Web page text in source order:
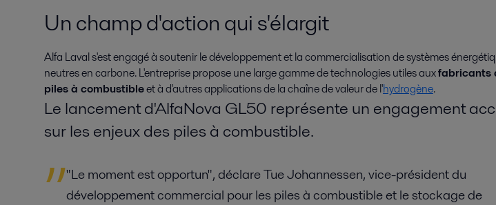
Un champ d'action qui s'élargit
Alfa Laval s'est engagé à soutenir le développement et la commercialisation de systèmes
neutres en carbone. L'entreprise propose une large gamme de technologies utiles auxfabricants
piles à combustibleet à d'autres applications de la chaîne de valeur de l'hydrogène.
Le lancement d'AlfaNova GL50 représente un engagement
sur les enjeux des piles à combustible.
"Le moment est opportun", déclare Tue Johannessen, vice-président du
développement commercial pour les piles à combustible et le stockage de